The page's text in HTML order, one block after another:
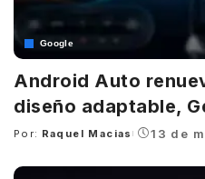
Google
Android Auto
diseño adaptable,
Posted
Por: Raquel Macias 13 de